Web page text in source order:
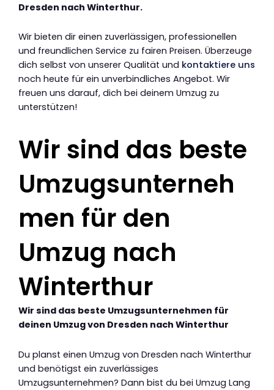
Dresden nach Winterthur.
Wir bieten dir einen zuverlässigen, professionellen
und freundlichen Service zu fairen Preisen. Überzeuge
dich selbst von unserer Qualität und kontaktiere uns
noch heute für ein unverbindliches Angebot. Wir
freuen uns darauf, dich bei deinem Umzug zu
unterstützen!
Wir sind das beste
Umzugsunterneh
men für den
Umzug nach
Winterthur
Wir sind das beste Umzugsunternehmen für
deinen Umzug von Dresden nach Winterthur
Du planst einen Umzug von Dresden nach Winterthur
und benötigst ein zuverlässiges
Umzugsunternehmen? Dann bist du bei Umzug Lang